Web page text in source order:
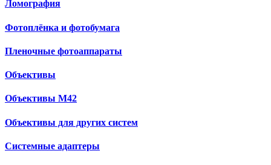
Ломография
Фотоплёнка и фотобумага
Пленочные фотоаппараты
Объективы
Объективы М42
Объективы для других систем
Cистемные адаптеры